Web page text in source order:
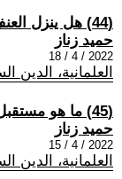
(44) هل ينزل العنف الإرهابي من السماء؟
حميد زناز
2022 / 4 / 18
العلمانية، الدين
(45) ما هو مستقبل جماعة الإخوان في الغرب؟
حميد زناز
2022 / 4 / 15
العلمانية، الدين